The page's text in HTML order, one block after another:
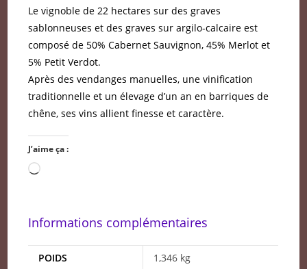
Le vignoble de 22 hectares sur des graves
sablonneuses et des graves sur argilo-calcaire est
composé de 50% Cabernet Sauvignon, 45% Merlot et
5% Petit Verdot.
Après des vendanges manuelles, une vinification
traditionnelle et un élevage d’un an en barriques de
chêne, ses vins allient finesse et caractère.
J’aime ça :
Chargement…
Informations complémentaires
POIDS 1,346 kg